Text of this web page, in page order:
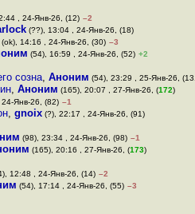
, 24-Янв-26, (12) –2
(??), 13:04 , 24-Янв-26, (18)
(ok), 14:16 , 24-Янв-26, (30) –3
(54), 16:59 , 24-Янв-26, (52) +2
созна, Аноним (54), 23:29 , 25-Янв-26,
, Аноним (165), 20:07 , 27-Янв-26, (172)
Янв-26, (82) –1
, gnoix (?), 22:17 , 24-Янв-26, (91)
(98), 23:34 , 24-Янв-26, (98) –1
(165), 20:16 , 27-Янв-26, (173)
12:48 , 24-Янв-26, (14) –2
(54), 17:14 , 24-Янв-26, (55) –3